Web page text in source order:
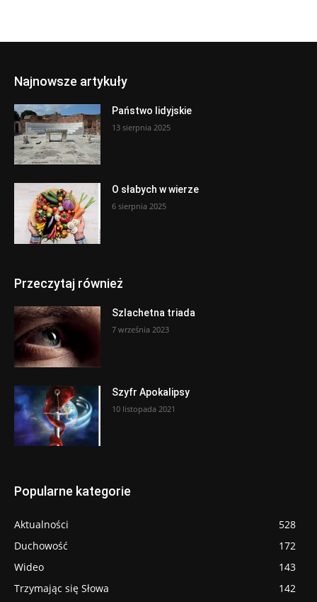
Najnowsze artykuły
Państwo lidyjskie
13 sierpnia 2025
O słabych w wierze
6 sierpnia 2025
Przeczytaj również
Szlachetna triada
7 września 2023
Szyfr Apokalipsy
10 listopada 2021
Popularne kategorie
Aktualności
528
Duchowość
172
Wideo
143
Trzymając się Słowa
142